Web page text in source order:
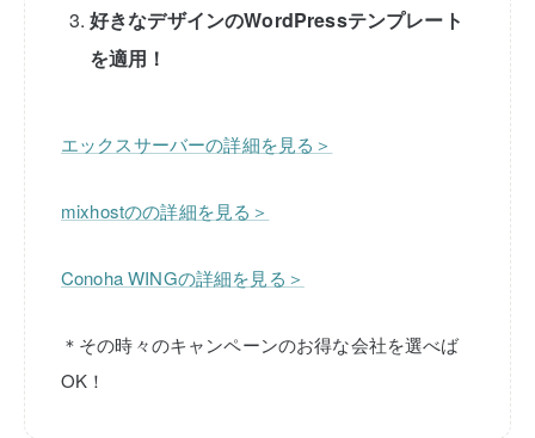
好きなデザインのWordPressテンプレート
を適用！
エックスサーバーの詳細を見る＞
mixhostのの詳細を見る＞
Conoha WINGの詳細を見る＞
＊その時々のキャンペーンのお得な会社を選べば
OK！